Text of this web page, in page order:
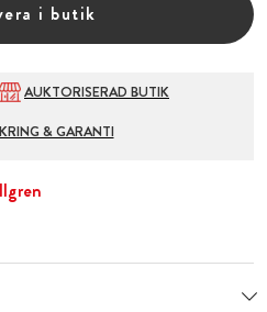
i butik
AUKTORISERAD BUTIK
& GARANTI